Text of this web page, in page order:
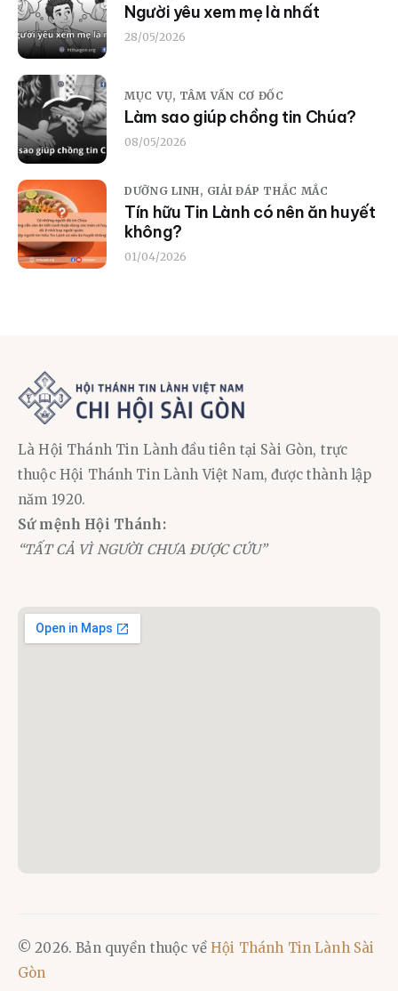
Người yêu xem mẹ là nhất
28/05/2026
MỤC VỤ, TÂM VẤN CƠ ĐỐC
Làm sao giúp chồng tin Chúa?
08/05/2026
DƯỠNG LINH, GIẢI ĐÁP THẮC MẮC
Tín hữu Tin Lành có nên ăn huyết
không?
01/04/2026
Là Hội Thánh Tin Lành đầu tiên tại Sài Gòn, trực
thuộc Hội Thánh Tin Lành Việt Nam, được thành lập
năm 1920.
Sứ mệnh Hội Thánh:
“TẤT CẢ VÌ NGƯỜI CHƯA ĐƯỢC CỨU”
© 2026. Bản quyền thuộc vềHội Thánh Tin Lành Sài
Gòn